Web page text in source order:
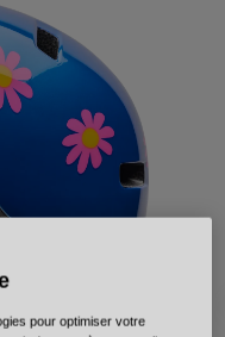
pour optimiser votre